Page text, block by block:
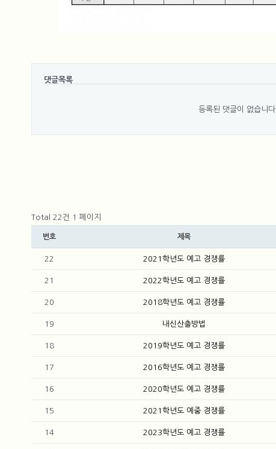
댓글목록
등록된 댓글이 없습니다.
Total 22건 1 페이지
번호 제목
22 2021학년도 예고 경쟁률
21 2022학년도 예고 경쟁률
20 2018학년도 예고 경쟁률
19 내신산출방법
18 2019학년도 예고 경쟁률
17 2016학년도 예고 경쟁률
16 2020학년도 예고 경쟁률
15 2021학년도 예중 경쟁률
14 2023학년도 예고 경쟁률